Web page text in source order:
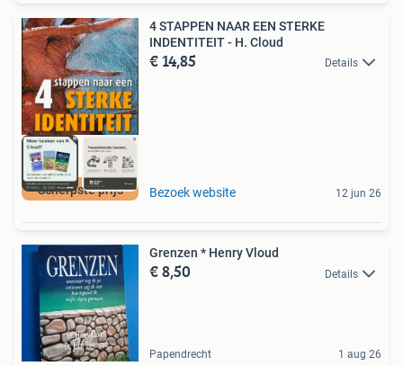
Scherpste prijs
4 STAPPEN NAAR EEN STERKE
INDENTITEIT - H. Cloud
€ 14,85 Details
Bezoek website 12 jun 26
Grenzen * Henry Vloud
€ 8,50 Details
Papendrecht 1 aug 26